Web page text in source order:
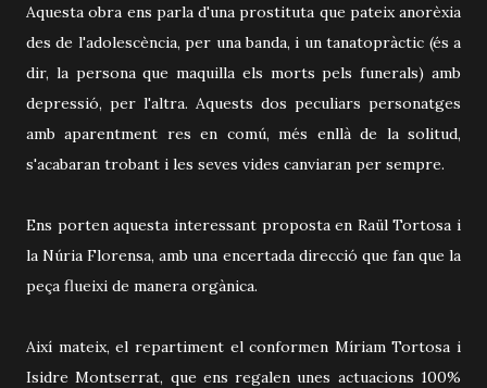
Aquesta obra ens parla d'una prostituta que pateix anorèxia
des de l'adolescència, per una banda, i un tanatopràctic (és a
dir, la persona que maquilla els morts pels funerals) amb
depressió, per l'altra. Aquests dos peculiars personatges
amb aparentment res en comú, més enllà de la solitud,
s'acabaran trobant i les seves vides canviaran per sempre.
Ens porten aquesta interessant proposta en Raül Tortosa i
la Núria Florensa, amb una encertada direcció que fan que la
peça flueixi de manera orgànica.
Així mateix, el repartiment el conformen Míriam Tortosa i
Isidre Montserrat, que ens regalen unes actuacions 100%